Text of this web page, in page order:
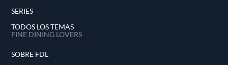
SERIES
TODOS LOS TEMAS
FINE DINING LOVERS
SOBRE FDL